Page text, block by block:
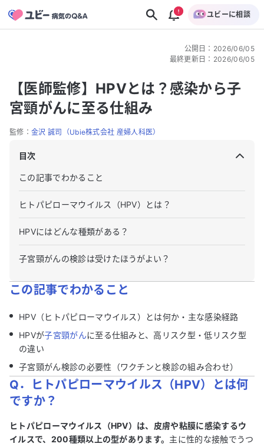
ユビーに相談
公開日 ： 2026/06/05
最終更新日 ： 2026/06/05
【医師監修】HPVとは？感染から子
宮頸がんに至る仕組み
監修： 金沢 誠司（Ubie株式会社 産婦人科医）
目次
この記事でわかること
ヒトパピローマウイルス（HPV）とは？
HPVにはどんな種類がある？
子宮頸がんの検診は受けたほうがよい？
この記事でわかること
HPV（ヒトパピローマウイルス）とは何か・主な感染経路
HPVが子宮頸がんに至る仕組みと、高リスク型・低リスク型
の違い
子宮頸がん検診の必要性（ワクチンと検診の組み合わせ）
Q．ヒトパピローマウイルス（HPV）とは何
ですか？
ヒトパピローマウイルス（HPV）は、皮膚や粘膜に感染するウ
イルスで、200種類以上の型があります。 主に性的な接触でうつ